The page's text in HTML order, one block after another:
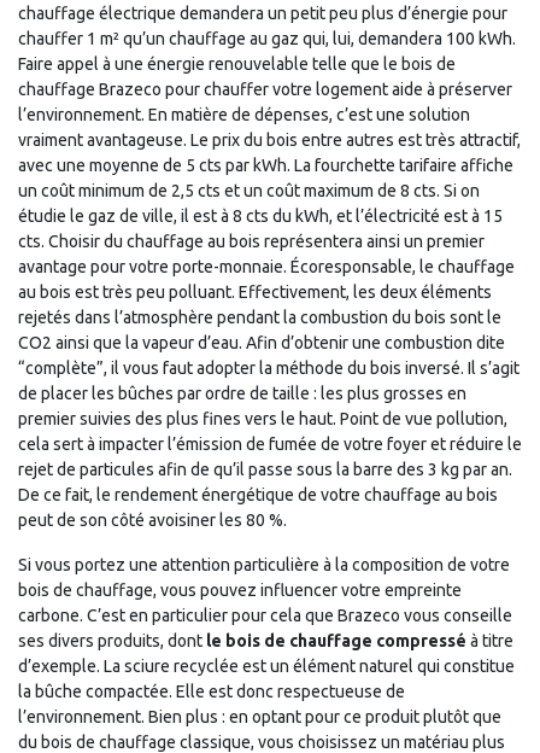
chauffage électrique demandera un petit peu plus d’énergie pour
chauffer 1 m² qu’un chauffage au gaz qui, lui, demandera 100 kWh.
Faire appel à une énergie renouvelable telle que le bois de
chauffage Brazeco pour chauffer votre logement aide à préserver
l’environnement. En matière de dépenses, c’est une solution
vraiment avantageuse. Le prix du bois entre autres est très attractif,
avec une moyenne de 5 cts par kWh. La fourchette tarifaire affiche
un coût minimum de 2,5 cts et un coût maximum de 8 cts. Si on
étudie le gaz de ville, il est à 8 cts du kWh, et l’électricité est à 15
cts. Choisir du chauffage au bois représentera ainsi un premier
avantage pour votre porte-monnaie. Écoresponsable, le chauffage
au bois est très peu polluant. Effectivement, les deux éléments
rejetés dans l’atmosphère pendant la combustion du bois sont le
CO2 ainsi que la vapeur d’eau. Afin d’obtenir une combustion dite
“complète”, il vous faut adopter la méthode du bois inversé. Il s’agit
de placer les bûches par ordre de taille : les plus grosses en
premier suivies des plus fines vers le haut. Point de vue pollution,
cela sert à impacter l’émission de fumée de votre foyer et réduire le
rejet de particules afin de qu’il passe sous la barre des 3 kg par an.
De ce fait, le rendement énergétique de votre chauffage au bois
peut de son côté avoisiner les 80 %.
Si vous portez une attention particulière à la composition de votre
bois de chauffage, vous pouvez influencer votre empreinte
carbone. C’est en particulier pour cela que Brazeco vous conseille
ses divers produits, dont le bois de chauffage compressé à titre
d’exemple. La sciure recyclée est un élément naturel qui constitue
la bûche compactée. Elle est donc respectueuse de
l’environnement. Bien plus : en optant pour ce produit plutôt que
du bois de chauffage classique, vous choisissez un matériau plus